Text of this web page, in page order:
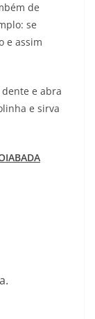
de
se
e assim
e abra
e sirva